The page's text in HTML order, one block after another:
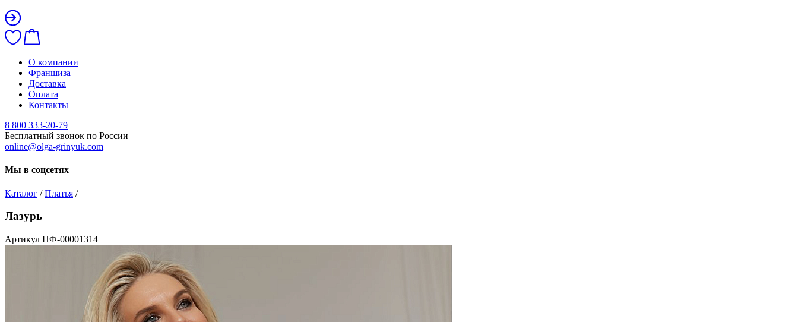
О компании
Франшиза
Доставка
Оплата
Контакты
8 800 333-20-79
Бесплатный звонок по России
online@olga-grinyuk.com
Мы в соцсетях
Каталог / Платья /
Лазурь
Артикул НФ-00001314